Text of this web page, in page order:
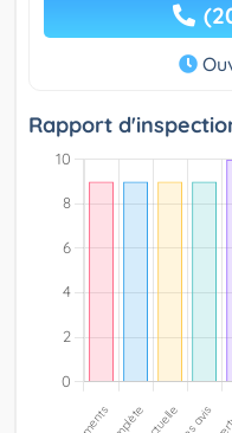
Rapport